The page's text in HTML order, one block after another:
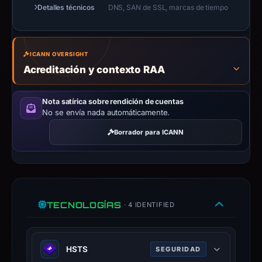
details
have
changed
collection.
This
report
summarizes
time-
a
Detalles técnicos DNS, SAN de SSL, marcas de tiempo
ICANN OVERSIGHT
Acreditación y contexto RAA
Nota satírica sobre rendición de cuentas
No se envía nada automáticamente.
Borrador para ICANN
TECNOLOGÍAS · 4 IDENTIFIED
HSTS SEGURIDAD